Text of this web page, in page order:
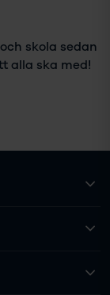
skola sedan
alla ska med!